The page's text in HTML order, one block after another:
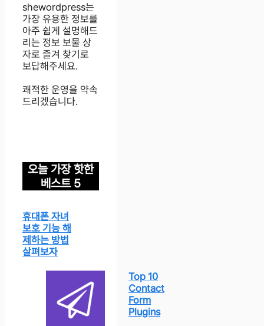
shewordpress는
가장 유용한 정보를
아주 쉽게 설명해드
리는 정보 보물 상
자로 즐겨 찾기로
보답해주세요.
쾌적한 운영을 약속
드리겠습니다.
오늘 가장 핫한
베스트 5
휴대폰 자녀
보호 기능 해
제하는 방법
살펴보자
Top 10
Contact
Form
Plugins